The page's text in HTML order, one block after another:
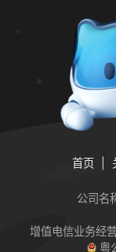
首页
公司名
增值电信业务经
粤